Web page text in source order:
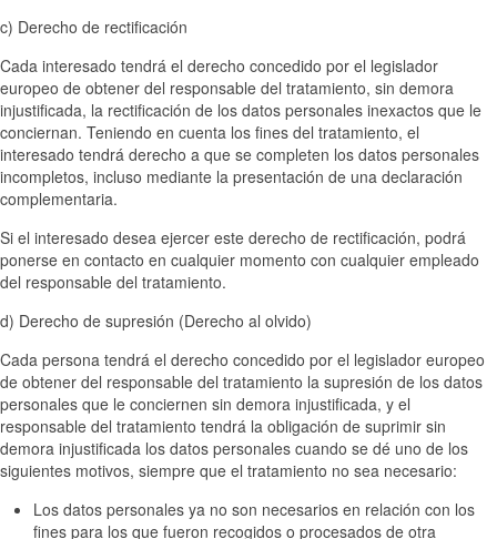
c) Derecho de rectificación
Cada interesado tendrá el derecho concedido por el legislador
europeo de obtener del responsable del tratamiento, sin demora
injustificada, la rectificación de los datos personales inexactos que le
conciernan. Teniendo en cuenta los fines del tratamiento, el
interesado tendrá derecho a que se completen los datos personales
incompletos, incluso mediante la presentación de una declaración
complementaria.
Si el interesado desea ejercer este derecho de rectificación, podrá
ponerse en contacto en cualquier momento con cualquier empleado
del responsable del tratamiento.
d) Derecho de supresión (Derecho al olvido)
Cada persona tendrá el derecho concedido por el legislador europeo
de obtener del responsable del tratamiento la supresión de los datos
personales que le conciernen sin demora injustificada, y el
responsable del tratamiento tendrá la obligación de suprimir sin
demora injustificada los datos personales cuando se dé uno de los
siguientes motivos, siempre que el tratamiento no sea necesario:
Los datos personales ya no son necesarios en relación con los
fines para los que fueron recogidos o procesados de otra